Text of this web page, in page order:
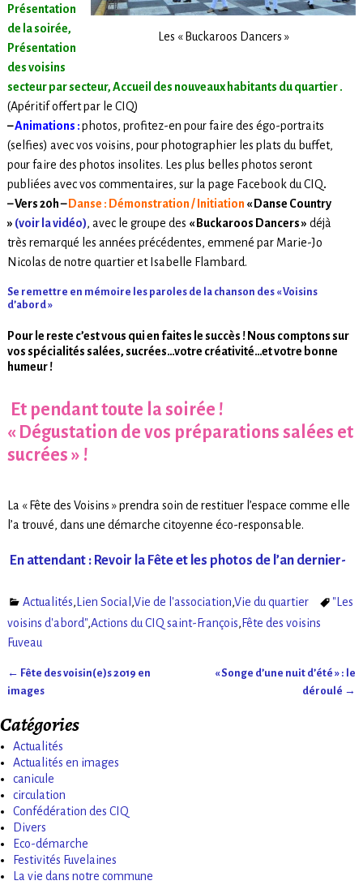
Les « Buckaroos Dancers »
Présentation
de la soirée,
Présentation
des voisins
secteur par secteur, Accueil des nouveaux habitants du quartier .
(Apéritif offert par le CIQ)
–Animations :photos, profitez-en pour faire des égo-portraits
(selfies) avec vos voisins, pour photographier les plats du buffet,
pour faire des photos insolites. Les plus belles photos seront
publiées avec vos commentaires, sur la page Facebook du CIQ.
– Vers 20h – Danse : Démonstration / Initiation « Danse Country
» (voir la vidéo), avec le groupe des « Buckaroos Dancers » déjà
très remarqué les années précédentes, emmené par Marie-Jo
Nicolas de notre quartier et Isabelle Flambard.
Se remettre en mémoire les paroles de la chanson des « Voisins
d’abord »
Pour le reste c’est vous qui en faites le succès ! Nous comptons sur
vos spécialités salées, sucrées…votre créativité…et votre bonne
humeur !
Et pendant toute la soirée !
« Dégustation de vos préparations salées et
sucrées » !
La « Fête des Voisins » prendra soin de restituer l’espace comme elle
l’a trouvé, dans une démarche citoyenne éco-responsable.
En attendant : Revoir la Fête et les photos de l’an dernier-
Actualités, Lien Social ,Vie de l'association,Vie du quartier
"Les
voisins d'abord",Actions du CIQ saint-François, Fête des voisins
Fuveau
Navigation des articles
← Fête des voisin(e)s 2019 en
images
« Songe d’une nuit d’été » : le
déroulé →
Catégories
Actualités
Actualités en images
canicule
circulation
Confédération des CIQ
Divers
Eco-démarche
Festivités Fuvelaines
La vie dans notre commune